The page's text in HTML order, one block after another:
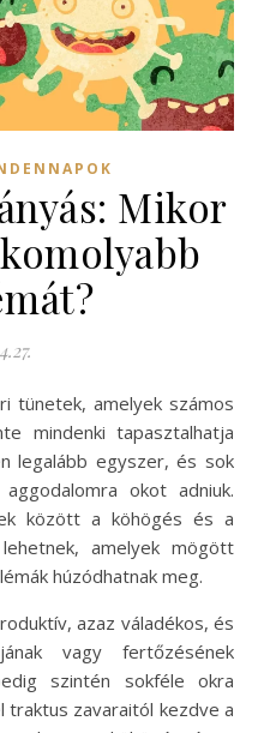
Mikor
mindenki tapasztalhatja
legalább egyszer, és sok
okot adniuk.
között a köhögés és a
amelyek mögött
húzódhatnak meg.
azaz váladékos, és
vagy fertőzésének
szintén sokféle okra
zavaraitól kezdve a